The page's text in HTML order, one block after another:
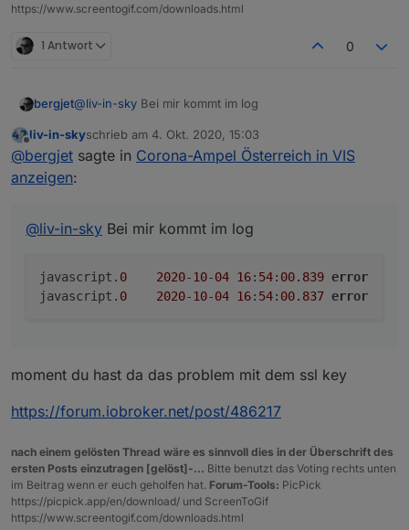
https://www.screentogif.com/downloads.html
1 Antwort 0
bergjet@liv-in-sky Bei mir kommt im log
javascript.0	2020-10-04 16:54:00.839	error
Offline
liv-in-skyschrieb am 4. Okt. 2020, 15:03
zuletzt editiert von
@bergjet sagte in Corona-Ampel Österreich in VIS
anzeigen:
@liv-in-sky Bei mir kommt im log
javascript. 0 2020-10-04 16: 54: 00.839 error
javascript. 0 2020-10-04 16: 54: 00.837 error
moment du hast da das problem mit dem ssl key
https://forum.iobroker.net/post/486217
nach einem gelösten Thread wäre es sinnvoll dies in der Überschrift des
ersten Posts einzutragen [gelöst]-... Bitte benutzt das Voting rechts unten
im Beitrag wenn er euch geholfen hat. Forum-Tools: PicPick
https://picpick.app/en/download/ und ScreenToGif
https://www.screentogif.com/downloads.html